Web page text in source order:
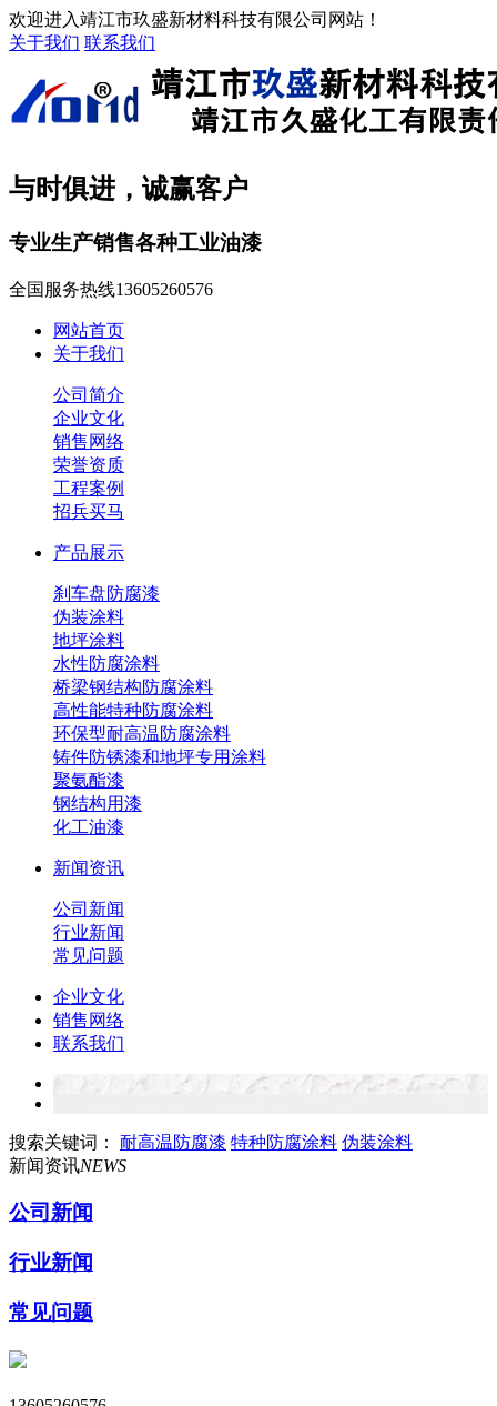
欢迎进入靖江市玖盛新材料科技有限公司网站！
关于我们 联系我们
与时俱进，诚赢客户
专业生产销售各种工业油漆
全国服务热线13605260576
网站首页
关于我们
公司简介
企业文化
销售网络
荣誉资质
工程案例
招兵买马
产品展示
刹车盘防腐漆
伪装涂料
地坪涂料
水性防腐涂料
桥梁钢结构防腐涂料
高性能特种防腐涂料
环保型耐高温防腐涂料
铸件防锈漆和地坪专用涂料
聚氨酯漆
钢结构用漆
化工油漆
新闻资讯
公司新闻
行业新闻
常见问题
企业文化
销售网络
联系我们
搜索关键词： 耐高温防腐漆 特种防腐涂料 伪装涂料
新闻资讯NEWS
公司新闻
行业新闻
常见问题